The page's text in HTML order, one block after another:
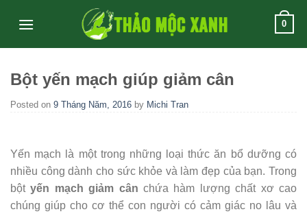
0
Bột yến mạch giúp giảm cân
Posted on 9 Tháng Năm, 2016 by Michi Tran
Yến mạch là một trong những loại thức ăn bổ dưỡng có
nhiều công dành cho sức khỏe và làm đẹp của bạn. Trong
bộtyến mạch giảm cân chứa hàm lượng chất xơ cao
chúng giúp cho cơ thể con người có cảm giác no lâu và